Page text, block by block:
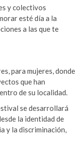
y colectivos
esté día a la
a las que te
para mujeres, donde
que han
de su localidad.
se desarrollará
la identidad de
y la discriminación,